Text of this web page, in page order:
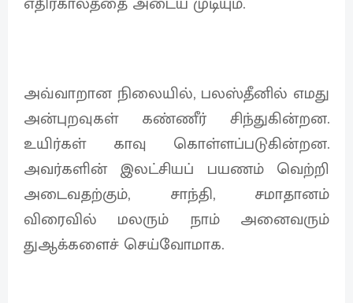
அவ்வாறான நிலையில், பலஸ்தீனில் எமது
அன்புறவுகள் கண்ணீர் சிந்துகின்றன.
உயிர்கள் காவு கொள்ளப்படுகின்றன.
அவர்களின் இலட்சியப் பயணம் வெற்றி
அடைவதற்கும், சாந்தி, சமாதானம்
விரைவில் மலரும் நாம் அனைவரும்
துஆக்களைச் செய்வோமாக.